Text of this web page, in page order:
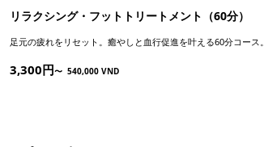
リラクシング・フットトリートメント（60分）
足元の疲れをリセット。癒やしと血行促進を叶える60分コース。
3,300円〜 540,000 VND